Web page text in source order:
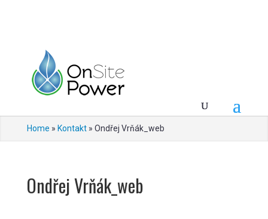
Home » Kontakt» Ondřej Vrňák_web
Ondřej Vrňák_web